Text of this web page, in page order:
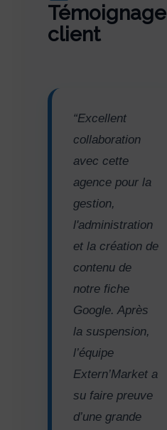
Témoignage
client
“Excellent
collaboration
avec cette
agence pour la
gestion,
l'administration
et la création de
contenu de
notre fiche
Google. Après
la suspension,
l’équipe
Extern’Market a
su faire preuve
d’une grande